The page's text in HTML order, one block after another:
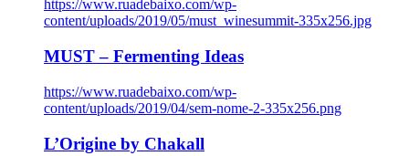
https://www.ruadebaixo.com/wp-
content/uploads/2019/05/must_winesummit-335x256.jpg
MUST – Fermenting Ideas
https://www.ruadebaixo.com/wp-
content/uploads/2019/04/sem-nome-2-335x256.png
L’Origine by Chakall